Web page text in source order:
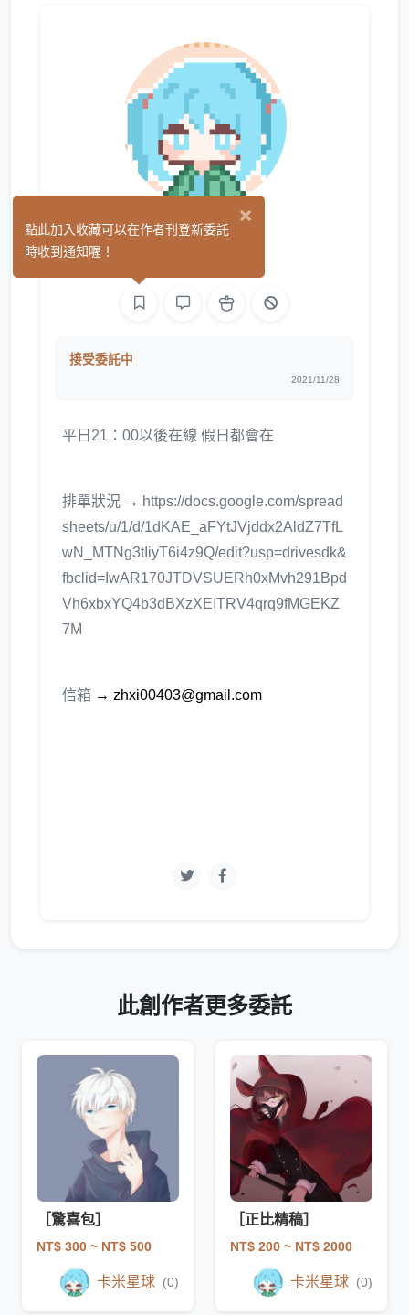
卡米星球
接受委託中
2021/11/28
平日21：00以後在線 假日都會在
排單狀況 → https://docs.google.com/spread
sheets/u/1/d/1dKAE_aFYtJVjddx2AldZ7TfL
wN_MTNg3tIiyT6i4z9Q/edit?usp=drivesdk&
fbclid=IwAR170JTDVSUERh0xMvh291Bpd
Vh6xbxYQ4b3dBXzXEITRV4qrq9fMGEKZ
7M
信箱 → zhxi00403@gmail.com
此創作者更多委託
［驚喜包］
NT$ 300 ~ NT$ 500
卡米星球 (0)
［正比精稿］
NT$ 200 ~ NT$ 2000
卡米星球 (0)
×
點此加入收藏可以在作者刊登新委託
時收到通知喔！